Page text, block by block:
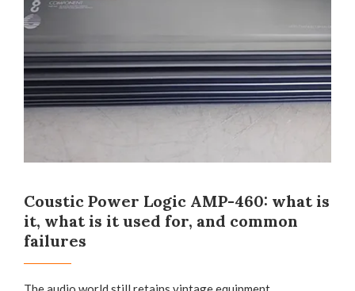
Coustic Power Logic AMP-460: what is
it, what is it used for, and common
failures